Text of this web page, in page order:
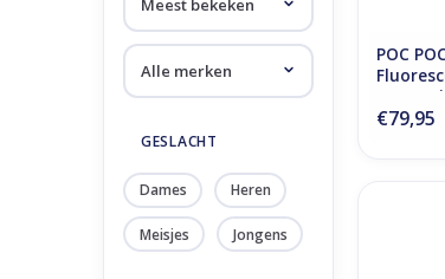
GESLACHT
Dames Heren
Meisjes Jongens
POC
Sunny
€79,95